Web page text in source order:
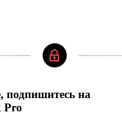
подпишитесь на
Pro